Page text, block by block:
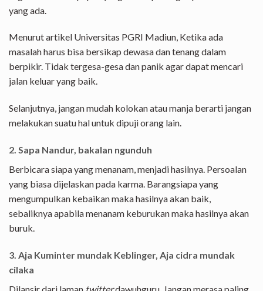
yang ada.
Menurut artikel Universitas PGRI Madiun, Ketika ada
masalah harus bisa bersikap dewasa dan tenang dalam
berpikir. Tidak tergesa-gesa dan panik agar dapat mencari
jalan keluar yang baik.
Selanjutnya, jangan mudah kolokan atau manja berarti jangan
melakukan suatu hal untuk dipuji orang lain.
2. Sapa Nandur, bakalan ngunduh
Berbicara siapa yang menanam, menjadi hasilnya. Persoalan
yang biasa dijelaskan pada karma. Barangsiapa yang
mengumpulkan kebaikan maka hasilnya akan baik,
sebaliknya apabila menanam keburukan maka hasilnya akan
buruk.
3. Aja Kuminter mundak Keblinger, Aja cidra mundak
cilaka